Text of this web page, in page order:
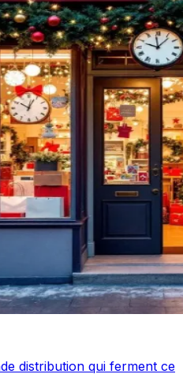
distribution qui ferment ce